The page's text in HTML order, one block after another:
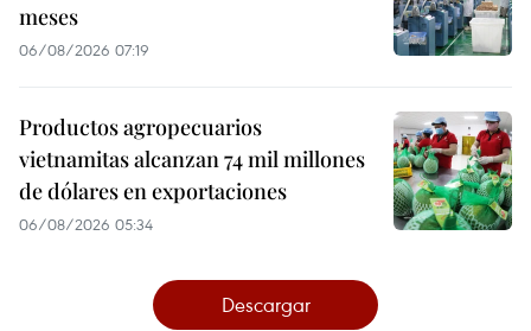
meses
06/08/2026 07:19
Productos agropecuarios
vietnamitas alcanzan 74 mil millones
de dólares en exportaciones
06/08/2026 05:34
Descargar